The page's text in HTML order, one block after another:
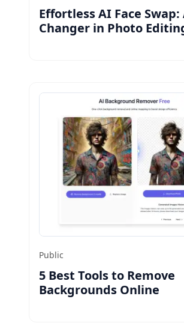
Effortless AI Face Swap:
Changer in Photo
Public
5 Best Tools to Remove
Backgrounds Online